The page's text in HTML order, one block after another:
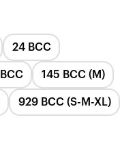
24 BCC
145 BCC (M)
929 BCC (S-M-XL)